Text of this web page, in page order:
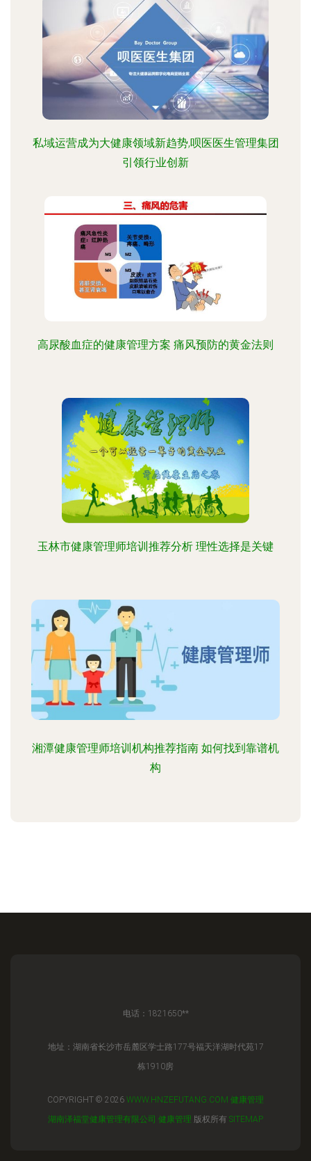
私域运营成为大健康领域新趋势,呗医医生管理集团
引领行业创新
高尿酸血症的健康管理方案 痛风预防的黄金法则
玉林市健康管理师培训推荐分析 理性选择是关键
湘潭健康管理师培训机构推荐指南 如何找到靠谱机
构
电话：1821650**
地址：湖南省长沙市岳麓区学士路177号福天洋湖时代苑17
栋1910房
COPYRIGHT © 2026 WWW.HNZEFUTANG.COM 健康管理
湖南泽福堂健康管理有限公司 健康管理 版权所有 SITEMAP